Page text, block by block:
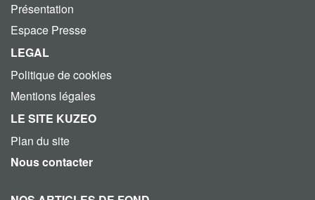
Présentation
Espace Presse
LEGAL
Politique de cookies
Mentions légales
LE SITE KUZEO
Plan du site
Nous contacter